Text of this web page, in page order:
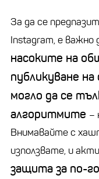
За да се
Instagram, е важно
насоките на
публикуване
могло да се
алгоритмите –
Внимавайте с
използвате, и
защита за по-